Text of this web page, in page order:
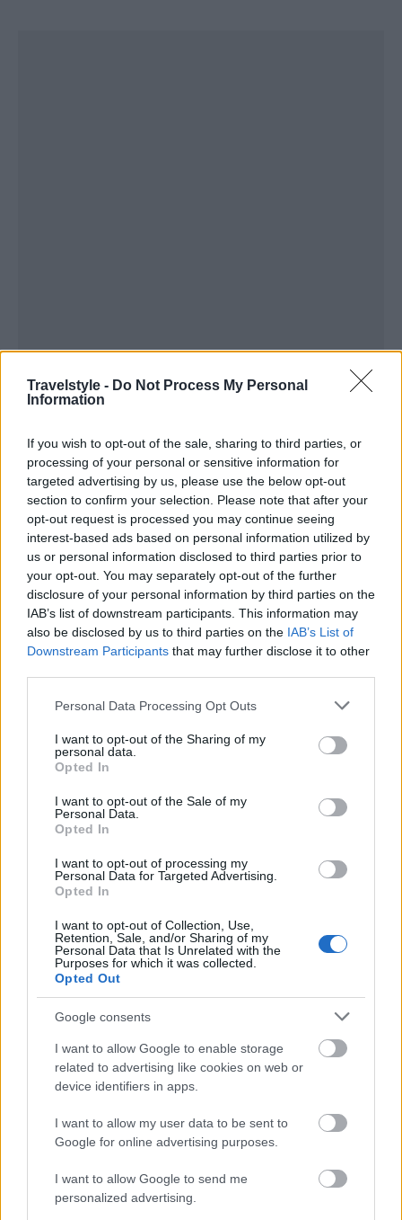
Travelstyle - Do Not Process My Personal
Information
If you wish to opt-out of the sale, sharing to third parties, or
processing of your personal or sensitive information for
targeted advertising by us, please use the below opt-out
section to confirm your selection. Please note that after your
opt-out request is processed you may continue seeing
interest-based ads based on personal information utilized by
us or personal information disclosed to third parties prior to
your opt-out. You may separately opt-out of the further
disclosure of your personal information by third parties on the
IAB’s list of downstream participants. This information may
also be disclosed by us to third parties on the IAB’s List of
Downstream Participants that may further disclose it to other
Please note that this website/app uses one or more Google
not limited to your visit or usage behaviour. You may click to
grant or deny consent to Google and its third-party tags to
use your data for below specified purposes in below Google
consent section.
Personal Data Processing Opt Outs
I want to opt-out of the Sharing of my
personal data.
Opted In
I want to opt-out of the Sale of my
Personal Data.
Opted In
I want to opt-out of processing my
Personal Data for Targeted Advertising.
Opted In
I want to opt-out of Collection, Use,
Retention, Sale, and/or Sharing of my
Personal Data that Is Unrelated with the
Purposes for which it was collected.
Opted Out
Google consents
I want to allow Google to enable storage
related to advertising like cookies on web or
device identifiers in apps.
I want to allow my user data to be sent to
Google for online advertising purposes.
I want to allow Google to send me
personalized advertising.
Οι έμπειροι πιλότοι του αερομεταφορέα βοήθησαν
πρώτη θέση στην κατάταξη. «Η αεροπορική
εταιρεία λειτουργεί σε μερικά από τα πιο δύσκολα
καιρικά περιβάλλοντα που δοκιμάζουν τις
δεξιότητες των πιλότων», είπε ο Thomas. «Για
παράδειγμα, το Ουέλινγκτον είναι ένα από τα
αεροδρόμια με τον πιο θυελλώδη αέρα στον κόσμο,
ενώ το Κουίνσταουν είναι μια τεράστια πρόκληση
πλοήγησης».
Η Air New Zealand ξεπέρασε τον αυστραλιανό
μόλις 1,5 μονάδα, σύμφωνα με την έκθεση. Η
2023 και πολλά άλλα χρόνια.
Οι 25 πιο ασφαλείς αεροπορικές εταιρείες
στον κόσμο
Τέσσερις αμερικανικές αεροπορικές εταιρείες
μπήκαν στη λίστα: Alaska Airlines (αριθμός 10),
Hawaiian Airlines (21), American Airlines (22) και
United Airlines (25).
Αν σκοπεύετε να πετάξετε με μια αεροπορική
εταιρεία που βρίσκεται χαμηλότερα στη λίστα, μην
ανησυχείτε. «Τα περιθώρια ασφαλείας μεταξύ
αυτών των είκοσι πέντε κορυφαίων αεροπορικών
εταιρειών είναι πολύ μικρά», είπε ο Thomas.
Μάλιστα, ο ανταγωνισμός ήταν τόσο σφιχτός που η